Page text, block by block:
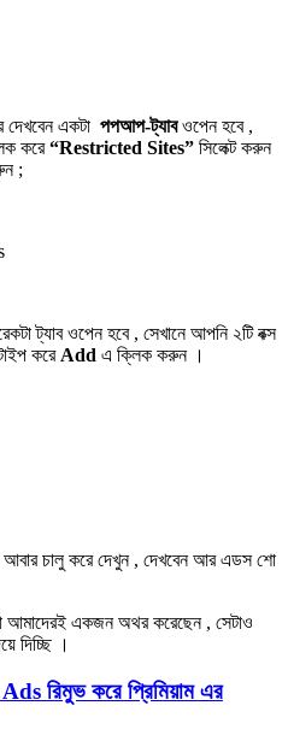
একটা পপআপ-ট্যাবওপেন হবে ,
করে“Restricted Sites” সিলেক্ট করুন
;
ট্যাব ওপেন হবে , সেখানে আপনি ২টি বক্স
করে Add এ ক্লিক করুন ।
চালু করে দেখুন , দেখবেন আর এডস শো
আমাদেরই একজন অথর করেছেন , সেটাও
দিচ্ছি ।
রিমুভ করে প্রিমিয়াম এর